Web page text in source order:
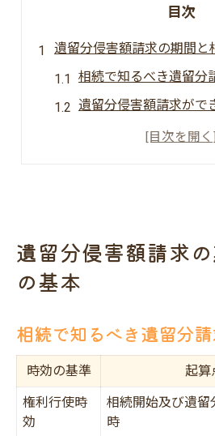
目次
遺留分侵害額請求の期間と
相続で知るべき遺留分
遺留分侵害額請求がで
相続権との関係で請求
相続における遺留分割
遺留分侵害額請求で押
割合計算のポイントと
相続分と遺留分の違い
知識を深める遺留分請求の
相続での遺留分請求実
遺留分侵害額請求
の基本
相続で知るべき遺留分
時効の基準 起算
権利行使時
効
相続開始及び遺留
時